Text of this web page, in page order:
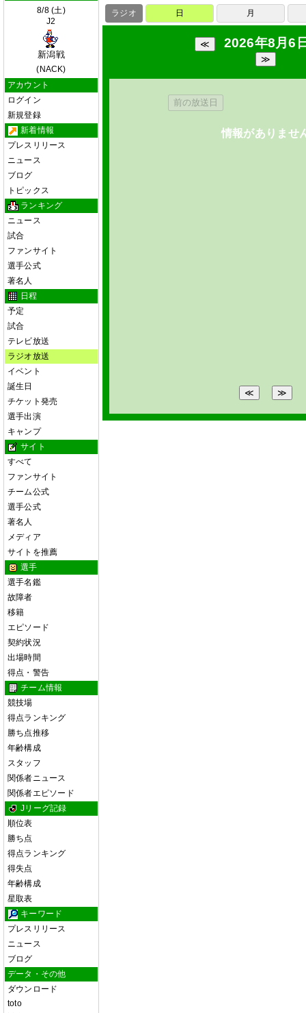
8/8 (土)
J2
新潟戦
(NACK)
アカウント
ログイン
新規登録
新着情報
プレスリリース
ニュース
ブログ
トピックス
ランキング
ニュース
試合
ファンサイト
選手公式
著名人
日程
予定
試合
テレビ放送
ラジオ放送
イベント
誕生日
チケット発売
選手出演
キャンプ
サイト
すべて
ファンサイト
チーム公式
選手公式
著名人
メディア
サイトを推薦
選手
選手名鑑
故障者
移籍
エピソード
契約状況
出場時間
得点・警告
チーム情報
競技場
得点ランキング
勝ち点推移
年齢構成
スタッフ
関係者ニュース
関係者エピソード
Jリーグ記録
順位表
勝ち点
得点ランキング
得失点
年齢構成
星取表
キーワード
プレスリリース
ニュース
ブログ
データ・その他
ダウンロード
toto
ラジオ 日 月
2026年8月6
前の放送日
情報がありませ